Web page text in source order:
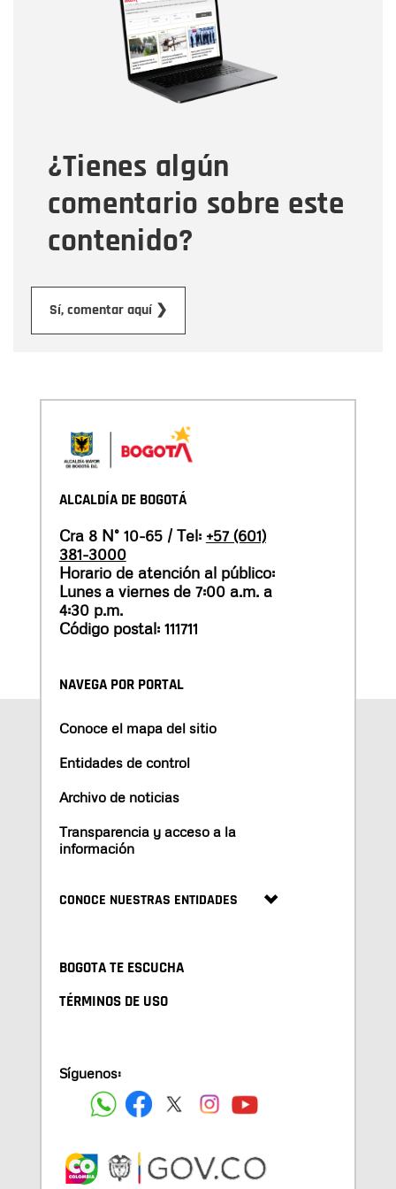
¿Tienes algún
comentario sobre este
contenido?
Sí, comentar aquí ❯
Correo electrónico
Tipo de comentario
Mensaje
ALCALDÍA DE BOGOTÁ
Cra 8 N° 10-65 / Tel: +57 (601)
381-3000
Horario de atención al público:
Lunes a viernes de 7:00 a.m. a
4:30 p.m.
Código postal: 111711
NAVEGA POR PORTAL
Conoce el mapa del sitio
Entidades de control
Archivo de noticias
Transparencia y acceso a la
información
CONOCE NUESTRAS ENTIDADES
BOGOTA TE ESCUCHA
TÉRMINOS DE USO
Síguenos: